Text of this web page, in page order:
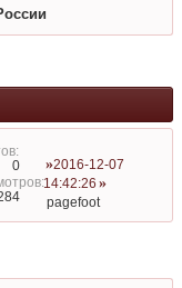
0
2016-12-07
14:42:26
pagefoot